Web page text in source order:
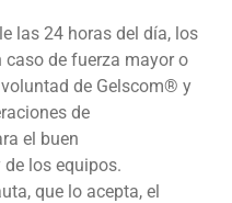
las 24 horas del día, los
caso de fuerza mayor o
de Gelscom® y
de
el buen
los equipos.
que lo acepta, el